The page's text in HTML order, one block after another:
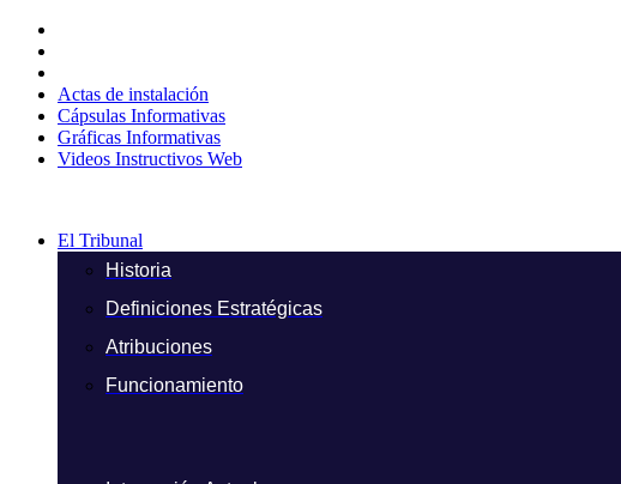
contenido
Actas de instalación
Cápsulas Informativas
Gráficas Informativas
Videos Instructivos Web
El Tribunal
Historia
Definiciones Estratégicas
Atribuciones
Funcionamiento